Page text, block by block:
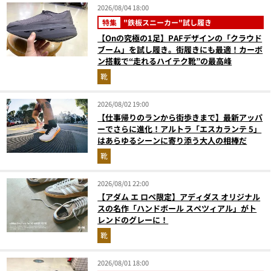
2026/08/04 18:00
特集 "鉄板スニーカー"試し履き
【Onの究極の1足】PAFデザインの「クラウド
ブーム」を試し履き。街履きにも最適！カーボ
ン搭載で“走れるハイテク靴”の最高峰
靴
2026/08/02 19:00
【仕事帰りのランから街歩きまで】最新アッパ
ーでさらに進化！アルトラ「エスカランテ 5」
はあらゆるシーンに寄り添う大人の相棒だ
靴
2026/08/01 22:00
【アダム エ ロペ限定】アディダス オリジナル
スの名作「ハンドボール スペツィアル」がト
レンドのグレーに！
靴
2026/08/01 18:00